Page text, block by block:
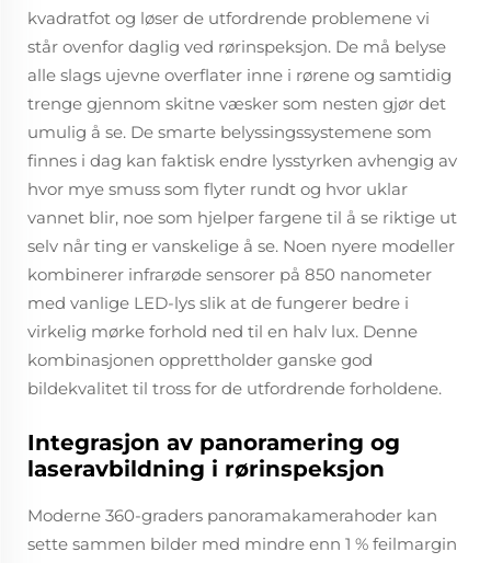
kvadratfot og løser de utfordrende problemene vi
står ovenfor daglig ved rørinspeksjon. De må belyse
alle slags ujevne overflater inne i rørene og samtidig
trenge gjennom skitne væsker som nesten gjør det
umulig å se. De smarte belyssingssystemene som
finnes i dag kan faktisk endre lysstyrken avhengig av
hvor mye smuss som flyter rundt og hvor uklar
vannet blir, noe som hjelper fargene til å se riktige ut
selv når ting er vanskelige å se. Noen nyere modeller
kombinerer infrarøde sensorer på 850 nanometer
med vanlige LED-lys slik at de fungerer bedre i
virkelig mørke forhold ned til en halv lux. Denne
kombinasjonen opprettholder ganske god
bildekvalitet til tross for de utfordrende forholdene.
Integrasjon av panoramering og
laseravbildning i rørinspeksjon
Moderne 360-graders panoramakamerahoder kan
sette sammen bilder med mindre enn 1 % feilmargin